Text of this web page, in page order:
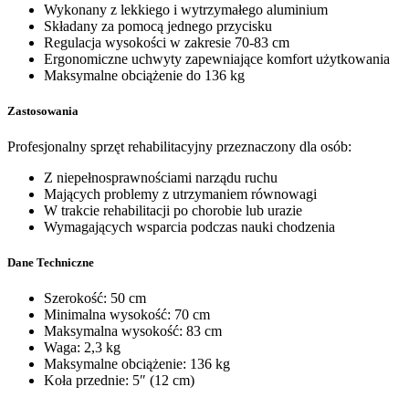
Wykonany z lekkiego i wytrzymałego aluminium
Składany za pomocą jednego przycisku
Regulacja wysokości w zakresie 70-83 cm
Ergonomiczne uchwyty zapewniające komfort użytkowania
Maksymalne obciążenie do 136 kg
Zastosowania
Profesjonalny sprzęt rehabilitacyjny przeznaczony dla osób:
Z niepełnosprawnościami narządu ruchu
Mających problemy z utrzymaniem równowagi
W trakcie rehabilitacji po chorobie lub urazie
Wymagających wsparcia podczas nauki chodzenia
Dane Techniczne
Szerokość: 50 cm
Minimalna wysokość: 70 cm
Maksymalna wysokość: 83 cm
Waga: 2,3 kg
Maksymalne obciążenie: 136 kg
Koła przednie: 5″ (12 cm)